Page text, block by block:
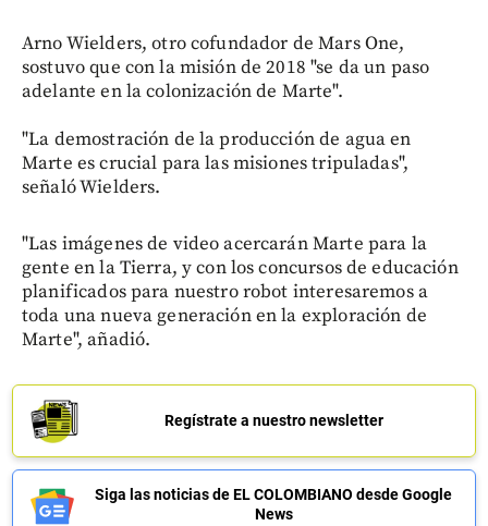
Arno Wielders, otro cofundador de Mars One,
sostuvo que con la misión de 2018 "se da un paso
adelante en la colonización de Marte".
"La demostración de la producción de agua en
Marte es crucial para las misiones tripuladas",
señaló Wielders.
"Las imágenes de video acercarán Marte para la
gente en la Tierra, y con los concursos de educación
planificados para nuestro robot interesaremos a
toda una nueva generación en la exploración de
Marte", añadió.
Regístrate a nuestro newsletter
Siga las noticias de EL COLOMBIANO desde Google
News